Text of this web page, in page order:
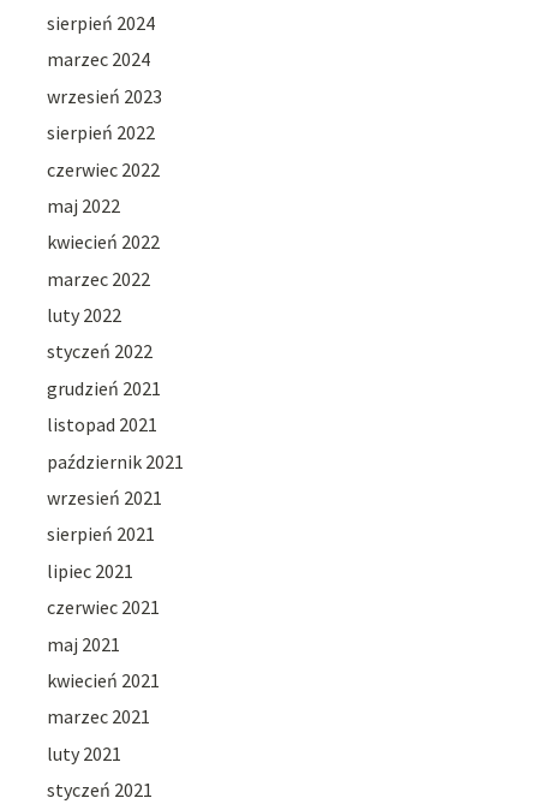
sierpień 2024
marzec 2024
wrzesień 2023
sierpień 2022
czerwiec 2022
maj 2022
kwiecień 2022
marzec 2022
luty 2022
styczeń 2022
grudzień 2021
listopad 2021
październik 2021
wrzesień 2021
sierpień 2021
lipiec 2021
czerwiec 2021
maj 2021
kwiecień 2021
marzec 2021
luty 2021
styczeń 2021